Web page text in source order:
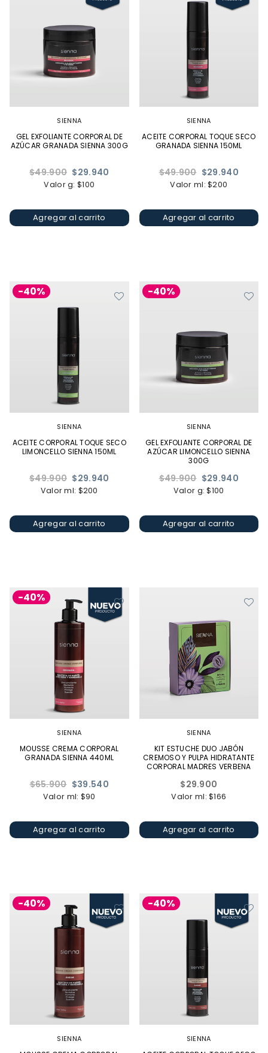
SIENNA
GEL EXFOLIANTE CORPORAL DE
AZÚCAR GRANADA SIENNA 300G
Precio
habitual
$49.900 $29.940
Valor g: $100
Agregar al carrito
SIENNA
ACEITE CORPORAL TOQUE SECO
GRANADA SIENNA 150ML
Precio
habitual
$49.900 $29.940
Valor ml: $200
Agregar al carrito
-40%
SIENNA
ACEITE CORPORAL TOQUE SECO
LIMONCELLO SIENNA 150ML
Precio
habitual
$49.900 $29.940
Valor ml: $200
Agregar al carrito
-40%
SIENNA
GEL EXFOLIANTE CORPORAL DE
AZÚCAR LIMONCELLO SIENNA
300G
Precio
habitual
$49.900 $29.940
Valor g: $100
Agregar al carrito
-40%
SIENNA
MOUSSE CREMA CORPORAL
GRANADA SIENNA 440ML
Precio
habitual
$65.900 $39.540
Valor ml: $90
Agregar al carrito
SIENNA
KIT ESTUCHE DUO JABÓN
CREMOSO Y PULPA HIDRATANTE
CORPORAL MADRES VERBENA
Precio
habitual
$29.900
Valor ml: $166
Agregar al carrito
-40%
SIENNA
-40%
SIENNA